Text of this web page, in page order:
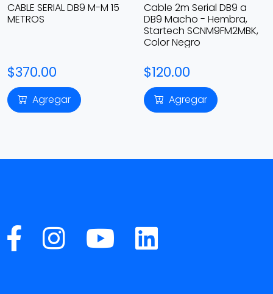
CABLE SERIAL DB9 M-M 15
METROS
$370.00
Agregar
Cable 2m Serial DB9 a
DB9 Macho - Hembra,
Startech SCNM9FM2MBK,
Color Negro
$120.00
Agregar